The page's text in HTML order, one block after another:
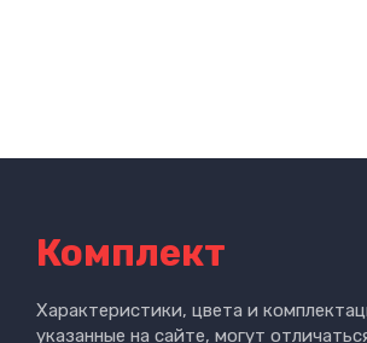
Комплект
Характеристики, цвета и
указанные на сайте, могут